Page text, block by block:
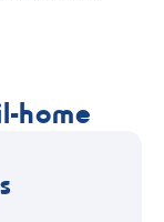
home